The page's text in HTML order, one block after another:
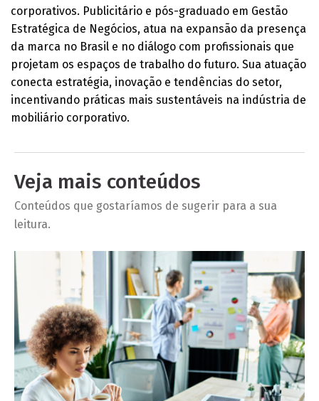
corporativos. Publicitário e pós-graduado em Gestão
Estratégica de Negócios, atua na expansão da presença
da marca no Brasil e no diálogo com profissionais que
projetam os espaços de trabalho do futuro. Sua atuação
conecta estratégia, inovação e tendências do setor,
incentivando práticas mais sustentáveis na indústria de
mobiliário corporativo.
Veja mais conteúdos
Conteúdos que gostaríamos de sugerir para a sua
leitura.